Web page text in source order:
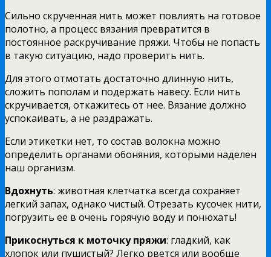
Сильно скрученная нить может повлиять на готовое
полотно, а процесс вязания превратится в
постоянное раскручивание пряжи. Чтобы не попасть
в такую ситуацию, надо проверить нить.
Для этого отмотать достаточно длинную нить,
сложить пополам и подержать навесу. Если нить
скручивается, откажитесь от нее. Вязание должно
успокаивать, а не раздражать.
Если этикетки нет, то состав волокна можно
определить органами обоняния, которыми наделен
наш организм.
Вдохнуть: животная клетчатка всегда сохраняет
легкий запах, однако чистый. Отрезать кусочек нити,
погрузить ее в очень горячую воду и понюхать!
Прикоснуться к моточку пряжи: гладкий, как
хлопок или пушистый? Легко рвется или вообще